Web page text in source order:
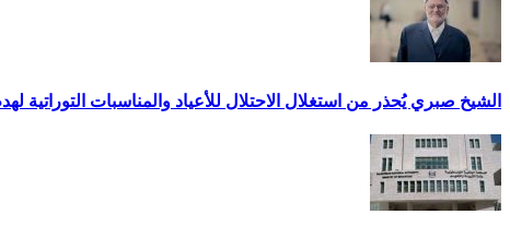
الشيخ صبري يُحذر من استغلال الاحتلال للأعياد والمناسبات التوراتية